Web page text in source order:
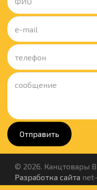
Отправить
© 2026. Канцтовары
Разработка сайта